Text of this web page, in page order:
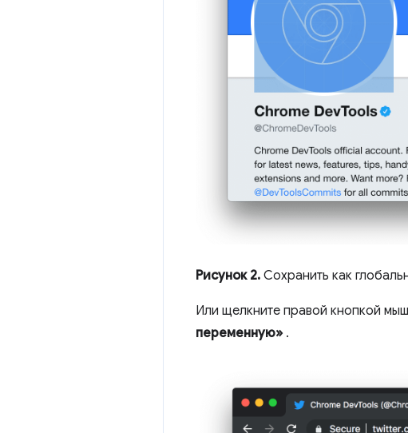
Рисунок 2. Сохранить как
Или щелкните правой кнопкой
переменную» .